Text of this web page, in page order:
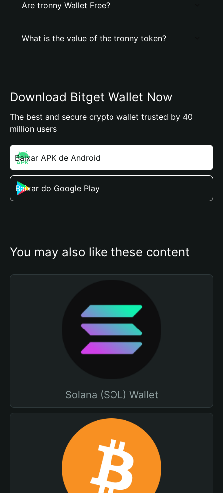
Are tronny Wallet Free?
What is the value of the tronny token?
Download Bitget Wallet Now
The best and secure crypto wallet trusted by 40
million users
Baixar APK de Android
Baixar do Google Play
You may also like these content
Solana (SOL) Wallet